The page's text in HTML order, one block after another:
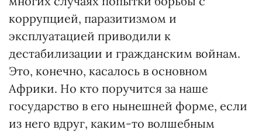
коррупцией, паразитизмом и
эксплуатацией приводили к
дестабилизации и гражданским войнам.
Это, конечно, касалось в основном
Африки. Но кто поручится за наше
государство в его нынешней форме, если
из него вдруг, каким-то волшебным